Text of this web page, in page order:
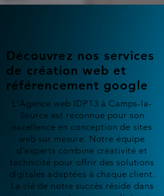
Découvrez nos services
de création web et
référencement google
L'Agence web IDP13 à Camps-la-
Source est reconnue pour son
excellence en conception de sites
web sur mesure. Notre équipe
d'experts combine créativité et
technicité pour offrir des solutions
digitales adaptées à chaque client.
La clé de notre succès réside dans